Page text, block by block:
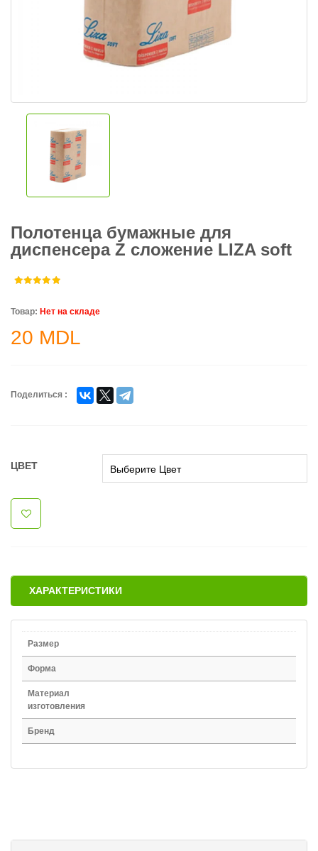
Полотенца бумажные для
диспенсера Z сложение LIZA soft
Товар: Нет на складе
20 MDL
Поделиться :
ЦВЕТ
ХАРАКТЕРИСТИКИ
Размер
Форма
Материал
изготовления
Бренд